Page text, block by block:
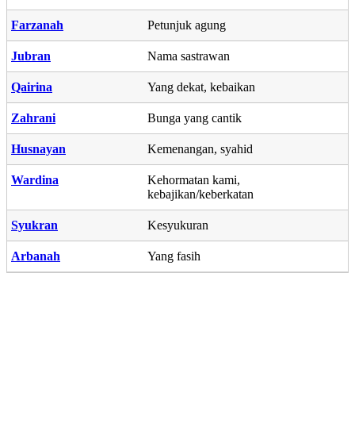
Farzanah Petunjuk agung
Jubran Nama sastrawan
Qairina Yang dekat, kebaikan
Zahrani Bunga yang cantik
Husnayan Kemenangan, syahid
Wardina
Kehormatan kami,
kebajikan/keberkatan
Syukran Kesyukuran
Arbanah Yang fasih